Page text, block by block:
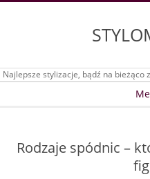
Najlepsze stylizacje, bądź na bieżąco
Rodzaje spódnic –